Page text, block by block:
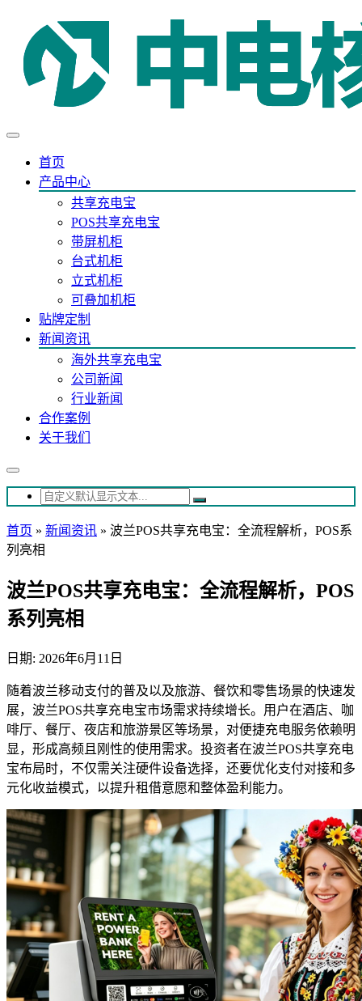
首页
产品中心
共享充电宝
POS共享充电宝
带屏机柜
台式机柜
立式机柜
可叠加机柜
贴牌定制
新闻资讯
海外共享充电宝
公司新闻
行业新闻
合作案例
关于我们
首页 » 新闻资讯 » 波兰POS共享充电宝：全流程解析，POS系
列亮相
波兰POS共享充电宝：全流程解析，POS
系列亮相
日期: 2026年6月11日
随着波兰移动支付的普及以及旅游、餐饮和零售场景的快速发
展，波兰POS共享充电宝市场需求持续增长。用户在酒店、咖
啡厅、餐厅、夜店和旅游景区等场景，对便捷充电服务依赖明
显，形成高频且刚性的使用需求。投资者在波兰POS共享充电
宝布局时，不仅需关注硬件设备选择，还要优化支付对接和多
元化收益模式，以提升租借意愿和整体盈利能力。